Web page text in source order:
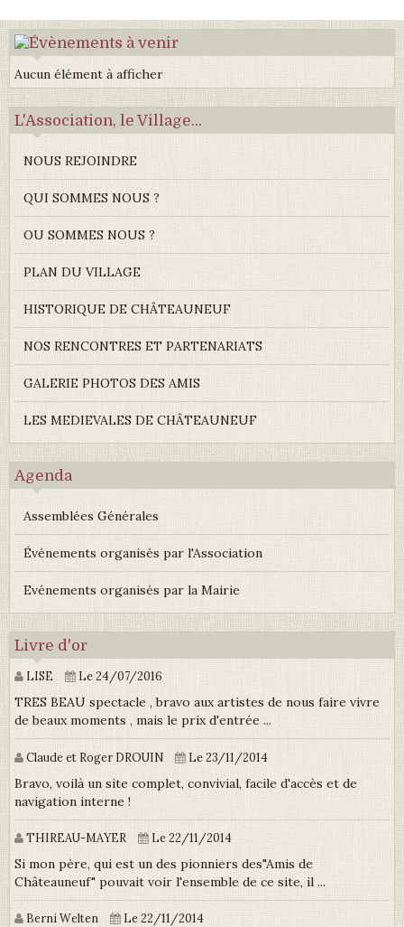
Aucun élément à afficher
L'Association, le Village...
NOUS REJOINDRE
QUI SOMMES NOUS ?
OU SOMMES NOUS ?
PLAN DU VILLAGE
HISTORIQUE DE CHÂTEAUNEUF
NOS RENCONTRES ET PARTENARIATS
GALERIE PHOTOS DES AMIS
LES MEDIEVALES DE CHÂTEAUNEUF
Agenda
Assemblées Générales
Événements organisés par l'Association
Evénements organisés par la Mairie
Livre d'or
LISE Le 24/07/2016
TRES BEAU spectacle , bravo aux artistes de nous faire vivre
de beaux moments , mais le prix d'entrée ...
Claude et Roger DROUIN Le 23/11/2014
Bravo, voilà un site complet, convivial, facile d'accès et de
navigation interne !
THIREAU-MAYER Le 22/11/2014
Si mon père, qui est un des pionniers des"Amis de
Châteauneuf" pouvait voir l'ensemble de ce site, il ...
Berni Welten Le 22/11/2014